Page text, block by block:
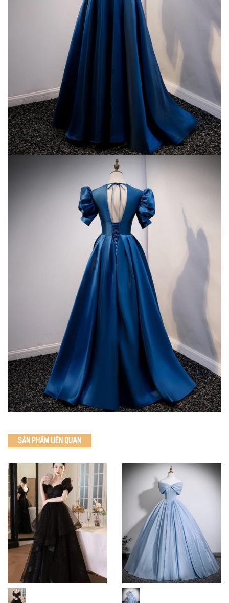
SẢN PHẨM LIÊN QUAN